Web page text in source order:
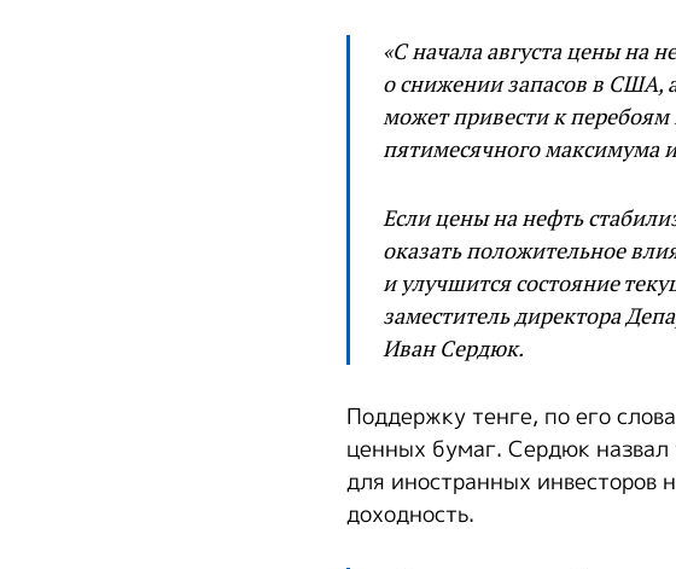
«C начала августа цены на
о снижении запасов в США,
может привести к перебоям
пятимесячного максимума
Если цены на нефть
оказать положительное
и улучшится состояние
заместитель директора
Иван Сердюк.
Поддержку тенге, по его
ценных бумаг. Сердюк
для иностранных инвесторов
доходность.